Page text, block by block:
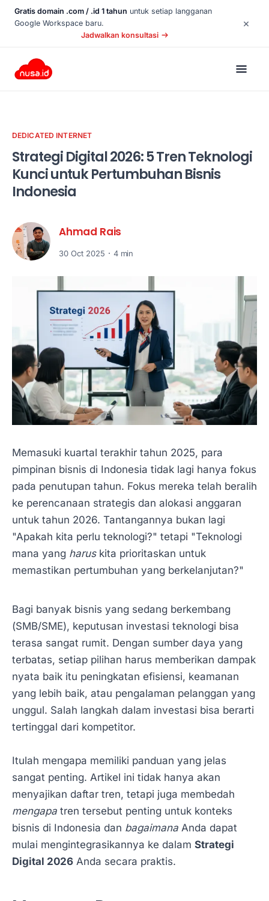
Gratis domain .com / .id 1 tahun untuk setiap langganan
Google Workspace baru.
Jadwalkan konsultasi
×
DEDICATED INTERNET
Strategi Digital 2026: 5 Tren Teknologi
Kunci untuk Pertumbuhan Bisnis
Indonesia
Ahmad Rais
30 Oct 2025 4 min
Memasuki kuartal terakhir tahun 2025, para
pimpinan bisnis di Indonesia tidak lagi hanya fokus
pada penutupan tahun. Fokus mereka telah beralih
ke perencanaan strategis dan alokasi anggaran
untuk tahun 2026. Tantangannya bukan lagi
"Apakah kita perlu teknologi?" tetapi "Teknologi
mana yang haruskita prioritaskan untuk
memastikan pertumbuhan yang berkelanjutan?"
Bagi banyak bisnis yang sedang berkembang
(SMB/SME), keputusan investasi teknologi bisa
terasa sangat rumit. Dengan sumber daya yang
terbatas, setiap pilihan harus memberikan dampak
nyata baik itu peningkatan efisiensi, keamanan
yang lebih baik, atau pengalaman pelanggan yang
unggul. Salah langkah dalam investasi bisa berarti
tertinggal dari kompetitor.
Itulah mengapa memiliki panduan yang jelas
sangat penting. Artikel ini tidak hanya akan
menyajikan daftar tren, tetapi juga membedah
mengapa tren tersebut penting untuk konteks
bisnis di Indonesia dan bagaimana Anda dapat
mulai mengintegrasikannya ke dalam Strategi
Digital 2026 Anda secara praktis.